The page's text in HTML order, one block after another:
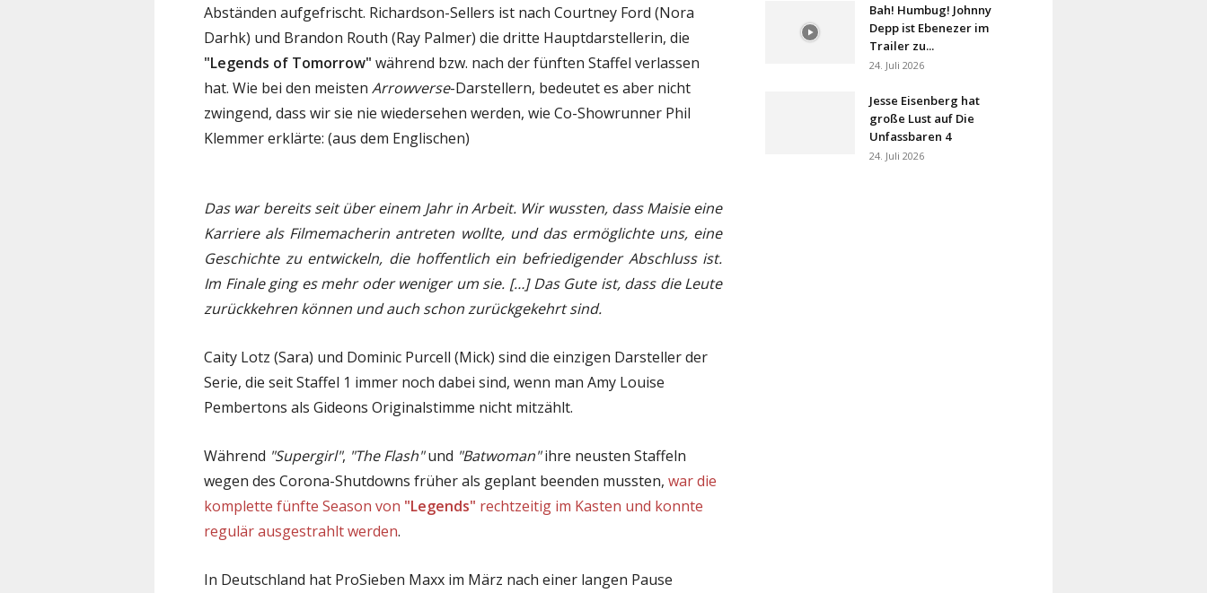
Abständen aufgefrischt. Richardson-Sellers ist nach Courtney Ford (Nora
Darhk) und Brandon Routh (Ray Palmer) die dritte Hauptdarstellerin, die
"Legends of Tomorrow" während bzw. nach der fünften Staffel verlassen
hat. Wie bei den meisten Arrowverse-Darstellern, bedeutet es aber nicht
zwingend, dass wir sie nie wiedersehen werden, wie Co-Showrunner Phil
Klemmer erklärte: (aus dem Englischen)
Das war bereits seit über einem Jahr in Arbeit. Wir wussten, dass Maisie eine
Karriere als Filmemacherin antreten wollte, und das ermöglichte uns, eine
Geschichte zu entwickeln, die hoffentlich ein befriedigender Abschluss ist.
Im Finale ging es mehr oder weniger um sie. […] Das Gute ist, dass die Leute
zurückkehren können und auch schon zurückgekehrt sind.
Caity Lotz (Sara) und Dominic Purcell (Mick) sind die einzigen Darsteller der
Serie, die seit Staffel 1 immer noch dabei sind, wenn man Amy Louise
Pembertons als Gideons Originalstimme nicht mitzählt.
Während "Supergirl", "The Flash"und "Batwoman"ihre neusten Staffeln
wegen des Corona-Shutdowns früher als geplant beenden mussten, war die
komplette fünfte Season von "Legends" rechtzeitig im Kasten und konnte
regulär ausgestrahlt werden.
In Deutschland hat ProSieben Maxx im März nach einer langen Pause
Bah! Humbug! Johnny
Depp ist Ebenezer im
Trailer zu...
24. Juli 2026
Jesse Eisenberg hat
große Lust auf Die
Unfassbaren 4
24. Juli 2026